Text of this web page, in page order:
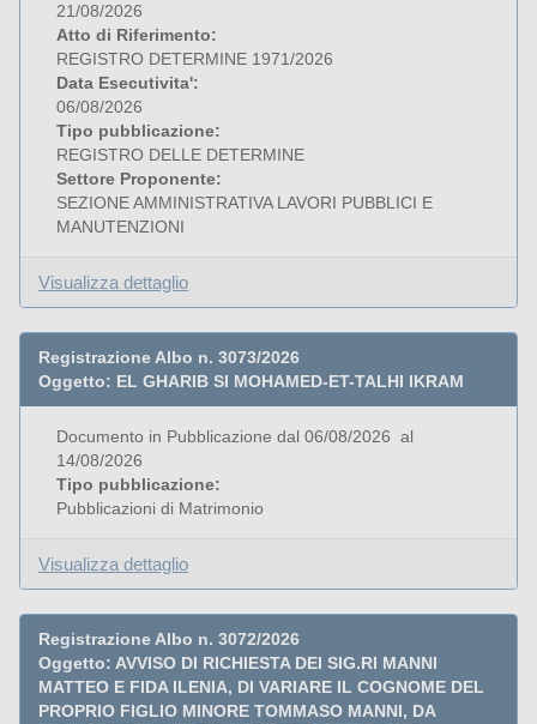
21/08/2026
Atto di Riferimento:
REGISTRO DETERMINE 1971/2026
Data Esecutivita':
06/08/2026
Tipo pubblicazione:
REGISTRO DELLE DETERMINE
Settore Proponente:
SEZIONE AMMINISTRATIVA LAVORI PUBBLICI E
MANUTENZIONI
Visualizza dettaglio
Registrazione Albo n. 3073/2026
Oggetto: EL GHARIB SI MOHAMED-ET-TALHI IKRAM
Documento in Pubblicazione dal 06/08/2026 al
14/08/2026
Tipo pubblicazione:
Pubblicazioni di Matrimonio
Visualizza dettaglio
Registrazione Albo n. 3072/2026
Oggetto: AVVISO DI RICHIESTA DEI SIG.RI MANNI
MATTEO E FIDA ILENIA, DI VARIARE IL COGNOME DEL
PROPRIO FIGLIO MINORE TOMMASO MANNI, DA